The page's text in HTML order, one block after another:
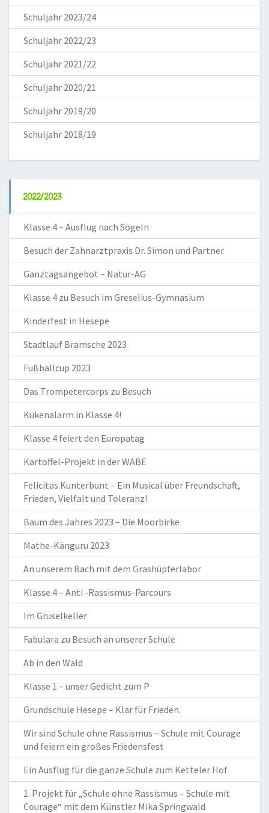
Schuljahr 2023/24
Schuljahr 2022/23
Schuljahr 2021/22
Schuljahr 2020/21
Schuljahr 2019/20
Schuljahr 2018/19
2022/2023
Klasse 4 – Ausflug nach Sögeln
Besuch der Zahnarztpraxis Dr. Simon und Partner
Ganztagsangebot – Natur-AG
Klasse 4 zu Besuch im Greselius-Gymnasium
Kinderfest in Hesepe
Stadtlauf Bramsche 2023
Fußballcup 2023
Das Trompetercorps zu Besuch
Kükenalarm in Klasse 4!
Klasse 4 feiert den Europatag
Kartoffel-Projekt in der WABE
Felicitas Kunterbunt – Ein Musical über Freundschaft,
Frieden, Vielfalt und Toleranz!
Baum des Jahres 2023 – Die Moorbirke
Mathe-Känguru 2023
An unserem Bach mit dem Grashüpferlabor
Klasse 4 – Anti -Rassismus-Parcours
Im Gruselkeller
Fabulara zu Besuch an unserer Schule
Ab in den Wald
Klasse 1 – unser Gedicht zum P
Grundschule Hesepe – Klar für Frieden.
Wir sind Schule ohne Rassismus – Schule mit Courage
und feiern ein großes Friedensfest
Ein Ausflug für die ganze Schule zum Ketteler Hof
1. Projekt für „Schule ohne Rassismus – Schule mit
Courage“ mit dem Künstler Mika Springwald